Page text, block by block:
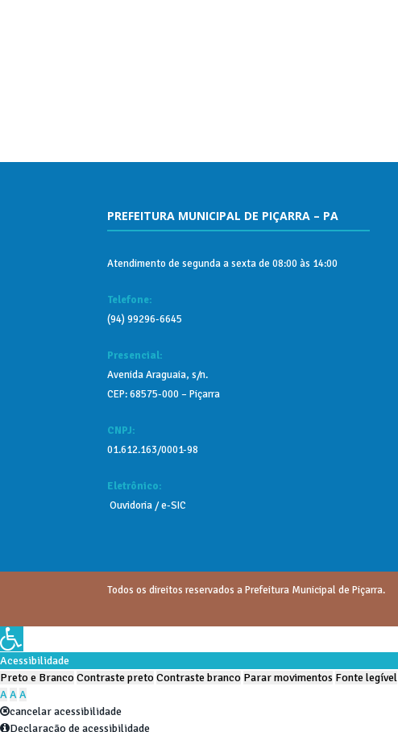
PREFEITURA MUNICIPAL DE PIÇARRA – PA
Atendimento de segunda a sexta de 08:00 às 14:00
Telefone:
(94) 99296-6645
Presencial:
Avenida Araguaia, s/n.
CEP: 68575-000 – Piçarra
CNPJ:
01.612.163/0001-98
Eletrônico:
Ouvidoria /e-SIC
Todos os direitos reservados a Prefeitura Municipal de Piçarra.
Acessibilidade
Preto e BrancoContraste pretoContraste branco Parar movimentos Fonte legível
AAA
cancelar acessibilidade
Declaração de acessibilidade